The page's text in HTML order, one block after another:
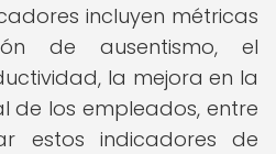
incluyen métricas
de ausentismo, el
la mejora en la
de los empleados, entre
estos indicadores de